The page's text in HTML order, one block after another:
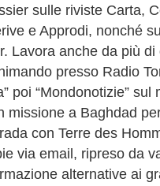
sulle riviste Carta,
e Approdi, nonché
Lavora anche da più
presso Radio
poi “Mondonotizie” sul
missione a Baghdad
con Terre des
via email, ripreso da
alternative ai